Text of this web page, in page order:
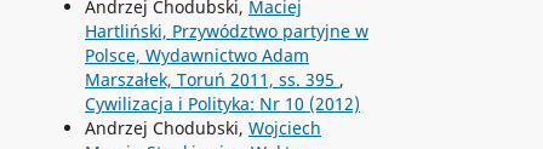
Andrzej Chodubski, Maciej
Hartliński, Przywództwo partyjne w
Polsce, Wydawnictwo Adam
Marszałek, Toruń 2011, ss. 395 ,
Cywilizacja i Polityka: Nr 10 (2012)
Andrzej Chodubski, Wojciech